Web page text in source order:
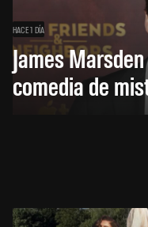
HACE 1 DÍA
James
comedia de